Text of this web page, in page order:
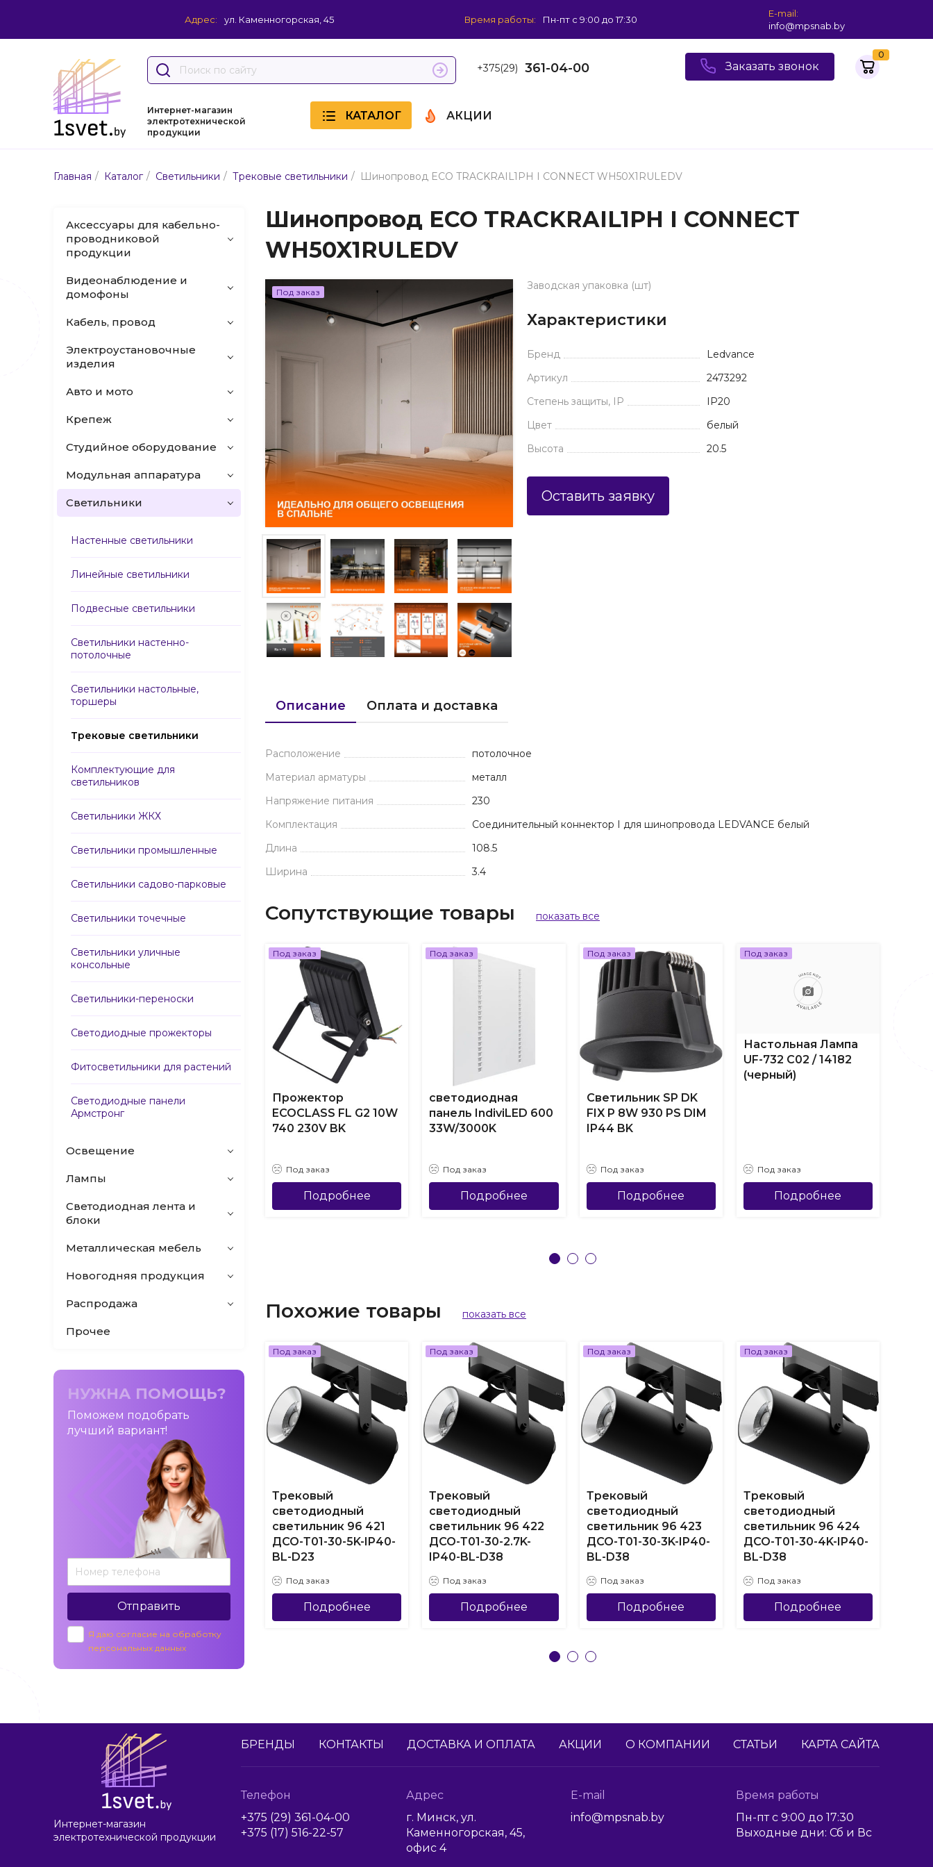
Адрес: ул. Каменногорская, 45 Время работы: Пн-пт с 9:00 до 17:30
E-mail:
info@mpsnab.by
+375(29) 361-04-00 Заказать звонок
0
Интернет-магазин
электротехнической
продукции
КАТАЛОГ АКЦИИ
Главная / Каталог / Светильники / Трековые светильники / Шинопровод ECO TRACKRAIL1PH I CONNECT WH50X1RULEDV
Аксессуары для кабельно-
проводниковой
продукции
Видеонаблюдение и
домофоны
Кабель, провод
Электроустановочные
изделия
Авто и мото
Крепеж
Студийное оборудование
Модульная аппаратура
Светильники
Настенные светильники
Линейные светильники
Подвесные светильники
Светильники настенно-
потолочные
Светильники настольные,
торшеры
Трековые светильники
Комплектующие для
светильников
Светильники ЖКХ
Светильники промышленные
Светильники садово-парковые
Светильники точечные
Светильники уличные
консольные
Светильники-переноски
Светодиодные прожекторы
Фитосветильники для растений
Светодиодные панели
Армстронг
Освещение
Лампы
Светодиодная лента и
блоки
Металлическая мебель
Новогодняя продукция
Распродажа
Прочее
НУЖНА ПОМОЩЬ?
Поможем подобрать
лучший вариант!
Отправить
Я даю согласие на обработку
персональных данных
Шинопровод ECO TRACKRAIL1PH I CONNECT
WH50X1RULEDV
Под заказ
Заводская упаковка (шт)
Характеристики
Бренд
Ledvance
Артикул
2473292
Степень защиты, IP
IP20
Цвет
белый
Высота
20.5
Оставить заявку
Описание Оплата и доставка
Расположение
потолочное
Материал арматуры
металл
Напряжение питания
230
Комплектация
Соединительный коннектор I для шинопровода LEDVANCE белый
Длина
108.5
Ширина
3.4
Сопутствующие товары показать все
Под заказ
Прожектор
ECOCLASS FL G2 10W
740 230V BK
Под заказ
Подробнее
Под заказ
светодиодная
панель IndiviLED 600
33W/3000K
Под заказ
Подробнее
Под заказ
Светильник SP DK
FIX P 8W 930 PS DIM
IP44 BK
Под заказ
Подробнее
Под заказ
Настольная Лампа
UF-732 C02 / 14182
(черный)
Под заказ
Подробнее
Похожие товары показать все
Под заказ
Трековый
светодиодный
светильник 96 421
ДСО-Т01-30-5K-IP40-
BL-D23
Под заказ
Подробнее
Под заказ
Трековый
светодиодный
светильник 96 422
ДСО-Т01-30-2.7K-
IP40-BL-D38
Под заказ
Подробнее
Под заказ
Трековый
светодиодный
светильник 96 423
ДСО-Т01-30-3K-IP40-
BL-D38
Под заказ
Подробнее
Под заказ
Трековый
светодиодный
светильник 96 424
ДСО-Т01-30-4K-IP40-
BL-D38
Под заказ
Подробнее
Интернет-магазин
электротехнической продукции
БРЕНДЫ КОНТАКТЫ ДОСТАВКА И ОПЛАТА АКЦИИ О КОМПАНИИ СТАТЬИ КАРТА САЙТА
Телефон
+375 (29) 361-04-00
+375 (17) 516-22-57
Адрес
г. Минск, ул.
Каменногорская, 45,
офис 4
E-mail
info@mpsnab.by
Время работы
Пн-пт с 9:00 до 17:30
Выходные дни: Сб и Вс